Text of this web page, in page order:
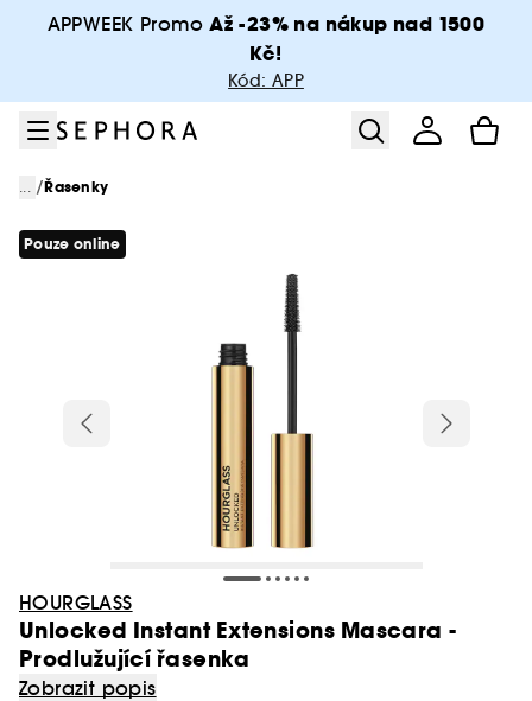
Přejít na hlavní obsah
APPWEEK Promo Až -23% na nákup nad 1500
Kč!
Kód: APP
... /Řasenky
Pouze online
HOURGLASS
Unlocked Instant Extensions Mascara -
Prodlužující řasenka
Zobrazit popis